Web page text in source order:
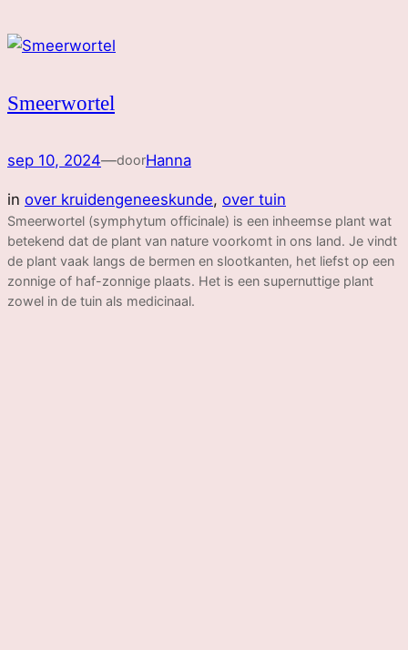
Smeerwortel
sep 10, 2024—doorHanna
in over kruidengeneeskunde, over tuin
Smeerwortel (symphytum officinale) is een inheemse plant wat
betekend dat de plant van nature voorkomt in ons land. Je vindt
de plant vaak langs de bermen en slootkanten, het liefst op een
zonnige of haf-zonnige plaats. Het is een supernuttige plant
zowel in de tuin als medicinaal.